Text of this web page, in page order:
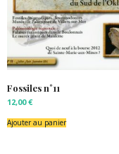
Fossiles n°11
12,00€
Ajouter au panier